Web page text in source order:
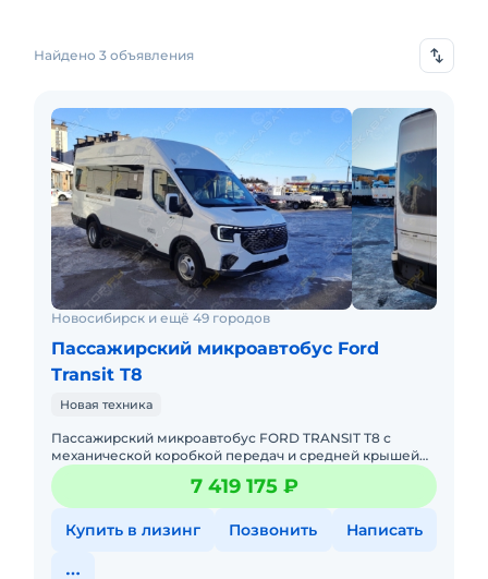
Найдено 3 объявления
Новосибирск и ещё 49 городов
Пассажирский микроавтобус Ford
Transit T8
Новая техника
Пассажирский микроавтобус FORD TRANSIT T8 с
механической коробкой передач и средней крышей
предназначен для перевозки до 18 пассажиров на
городских, пригородных7 419 175 ₽
Купить в лизинг Позвонить Написать